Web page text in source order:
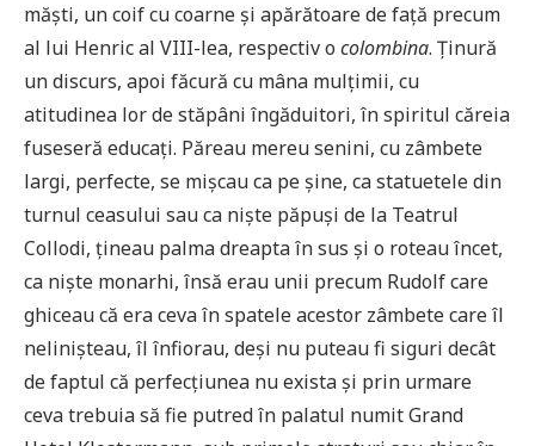
măști, un coif cu coarne și apărătoare de față precum
al lui Henric al VIII-lea, respectiv o colombina. Ținură
un discurs, apoi făcură cu mâna mulțimii, cu
atitudinea lor de stăpâni îngăduitori, în spiritul căreia
fuseseră educați. Păreau mereu senini, cu zâmbete
largi, perfecte, se mișcau ca pe șine, ca statuetele din
turnul ceasului sau ca niște păpuși de la Teatrul
Collodi, țineau palma dreapta în sus și o roteau încet,
ca niște monarhi, însă erau unii precum Rudolf care
ghiceau că era ceva în spatele acestor zâmbete care îl
nelinișteau, îl înfiorau, deși nu puteau fi siguri decât
de faptul că perfecțiunea nu exista și prin urmare
ceva trebuia să fie putred în palatul numit Grand